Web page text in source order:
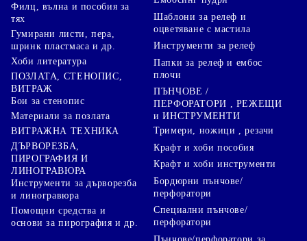
Филц, вълна и пособия за
тях
Гумирани листи, пера,
шринк пластмаса и др.
Хоби литература
ПОЗЛАТА, СТЕНОПИС,
ВИТРАЖ
Бои за стенопис
Материали за позлата
ВИТРАЖНА ТЕХНИКА
ДЪРВОРЕЗБА,
ПИРОГРАФИЯ И
ЛИНОГРАВЮРА
Инструменти за дърворезба
и линогравюра
Помощни средства и
основи за пирография и др.
Шаблони за релеф и
оцветяване с мастила
Инструменти за релеф
Папки за релеф и ембос
плочи
ПЪНЧОВЕ /
ПЕРФОРАТОРИ , РЕЖЕЩИ
и ИНСТРУМЕНТИ
Тримери, ножици , резачи
Крафт и хоби пособия
Крафт и хоби инструменти
Бордюрни пънчове/
перфоратори
Специални пънчове/
перфоратори